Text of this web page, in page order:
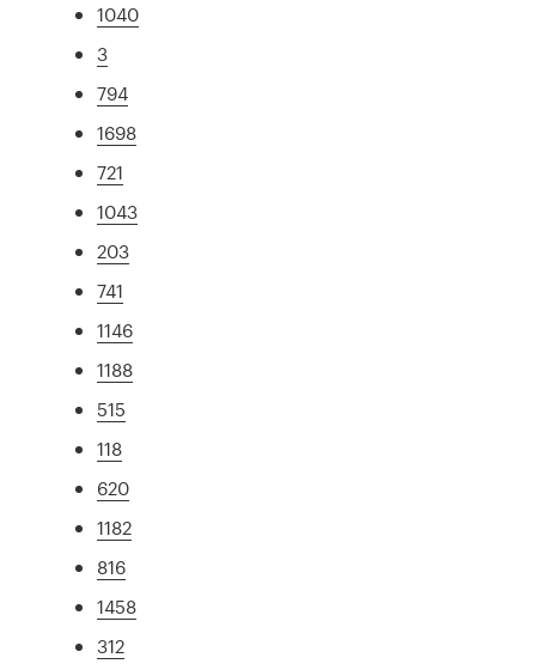
1040
3
794
1698
721
1043
203
741
1146
1188
515
118
620
1182
816
1458
312